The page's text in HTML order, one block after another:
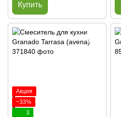
Купить
Акция
−33%
3